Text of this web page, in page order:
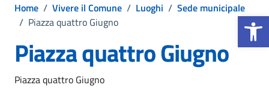
Apri la
Home / Vivere il Comune / Luoghi / Sede municipale
/ Piazza quattro Giugno
Piazza quattro Giugno
Piazza quattro Giugno